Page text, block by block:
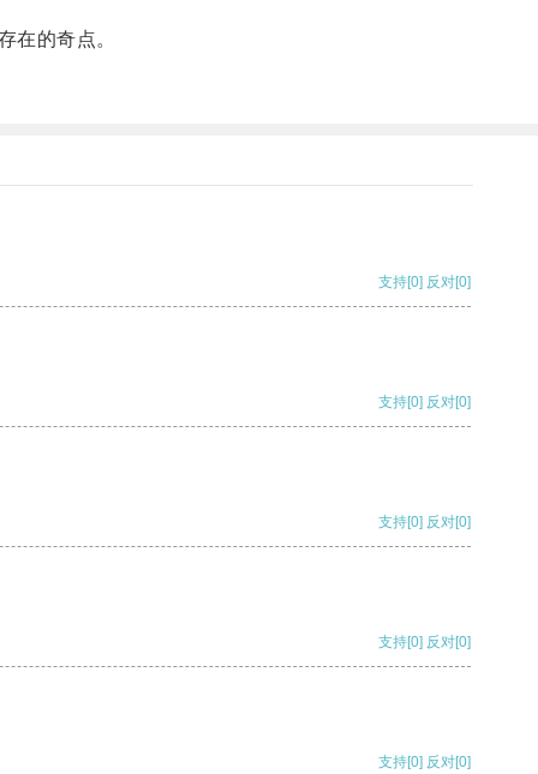
的奇点。
支持[0] 反对[0]
支持[0] 反对[0]
支持[0] 反对[0]
支持[0] 反对[0]
支持[0] 反对[0]